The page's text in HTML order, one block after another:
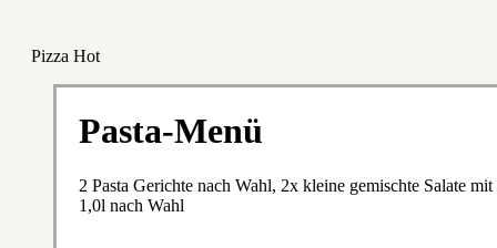
Pizza Hot
Pasta-Menü
2 Pasta Gerichte nach Wahl, 2x kleine gemischte Salate
1,0l nach Wahl